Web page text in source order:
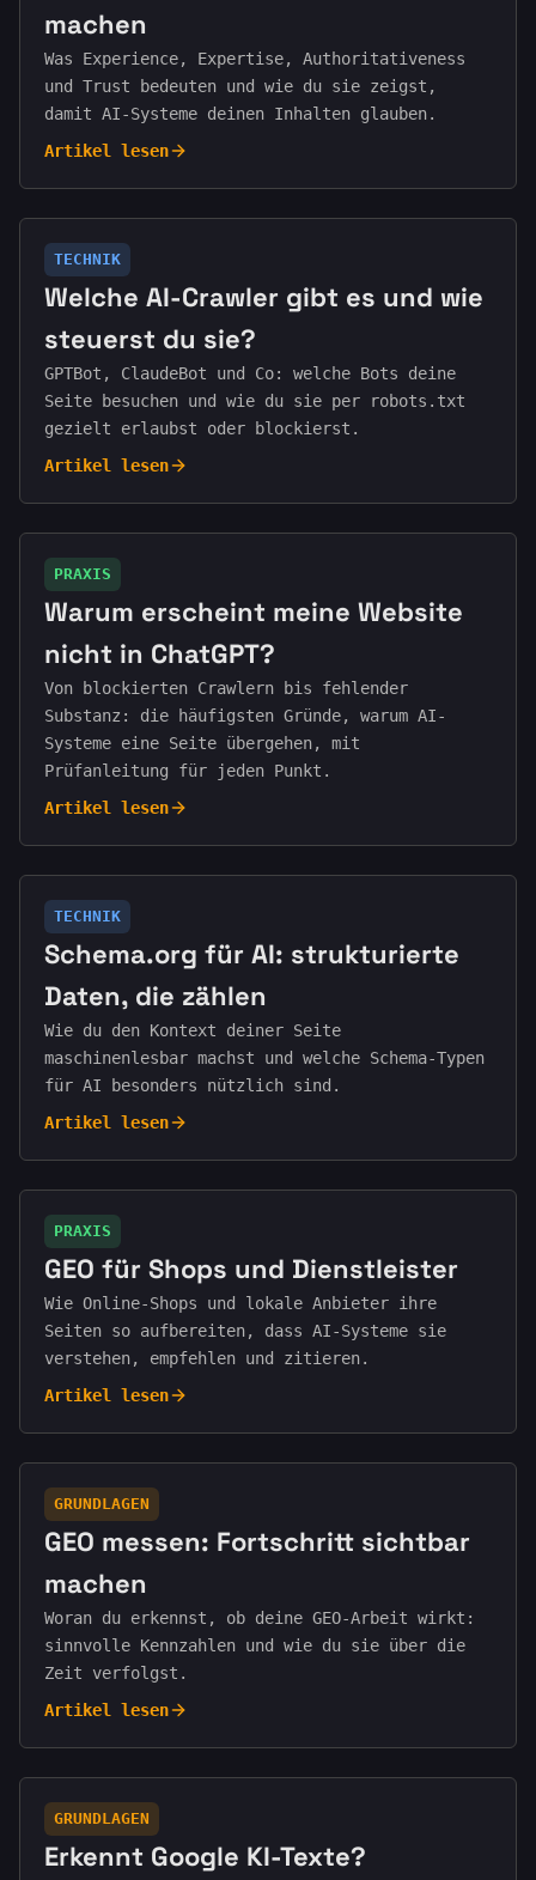
machen
Was Experience, Expertise, Authoritativeness
und Trust bedeuten und wie du sie zeigst,
damit AI-Systeme deinen Inhalten glauben.
Artikel lesen
TECHNIK
Welche AI-Crawler gibt es und wie
steuerst du sie?
GPTBot, ClaudeBot und Co: welche Bots deine
Seite besuchen und wie du sie per robots.txt
gezielt erlaubst oder blockierst.
Artikel lesen
PRAXIS
Warum erscheint meine Website
nicht in ChatGPT?
Von blockierten Crawlern bis fehlender
Substanz: die häufigsten Gründe, warum AI-
Systeme eine Seite übergehen, mit
Prüfanleitung für jeden Punkt.
Artikel lesen
TECHNIK
Schema.org für AI: strukturierte
Daten, die zählen
Wie du den Kontext deiner Seite
maschinenlesbar machst und welche Schema-Typen
für AI besonders nützlich sind.
Artikel lesen
PRAXIS
GEO für Shops und Dienstleister
Wie Online-Shops und lokale Anbieter ihre
Seiten so aufbereiten, dass AI-Systeme sie
verstehen, empfehlen und zitieren.
Artikel lesen
GRUNDLAGEN
GEO messen: Fortschritt sichtbar
machen
Woran du erkennst, ob deine GEO-Arbeit wirkt:
sinnvolle Kennzahlen und wie du sie über die
Zeit verfolgst.
Artikel lesen
GRUNDLAGEN
Erkennt Google KI-Texte?